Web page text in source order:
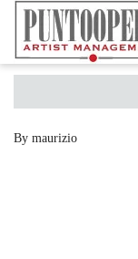
By maurizio